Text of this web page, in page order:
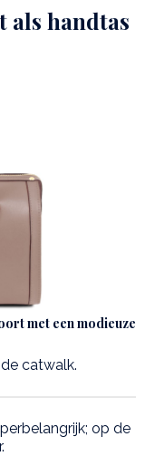
als handtas
met een modieuze
catwalk.
op de